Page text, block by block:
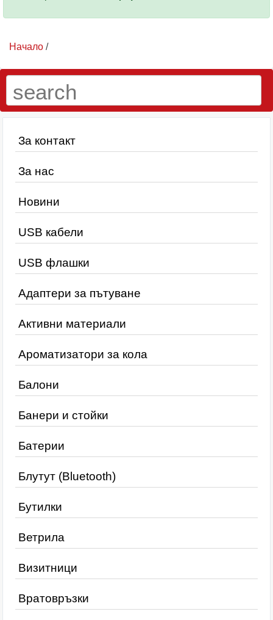
Начало /
За контакт
За нас
Новини
USB кабели
USB флашки
Адаптери за пътуване
Активни материали
Ароматизатори за кола
Балони
Банери и стойки
Батерии
Блутут (Bluetooth)
Бутилки
Ветрила
Визитници
Вратовръзки